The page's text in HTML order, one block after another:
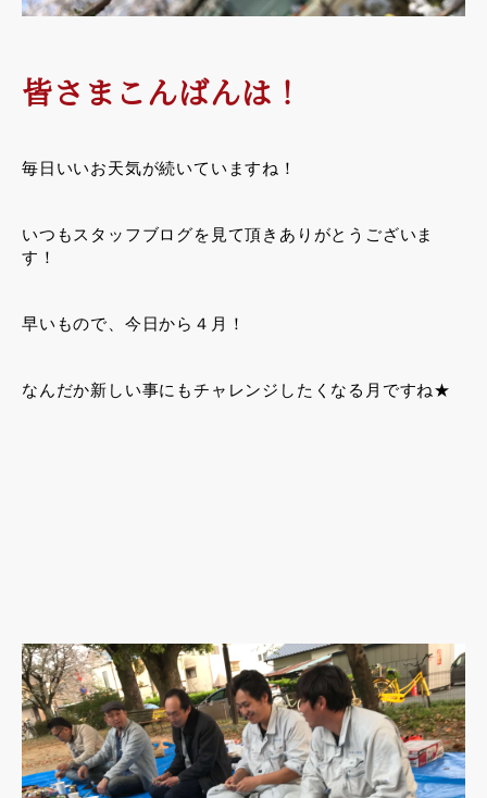
皆さまこんばんは！
毎日いいお天気が続いていますね！
いつもスタッフブログを見て頂きありがとうございま
す！
早いもので、今日から４月！
なんだか新しい事にもチャレンジしたくなる月ですね★